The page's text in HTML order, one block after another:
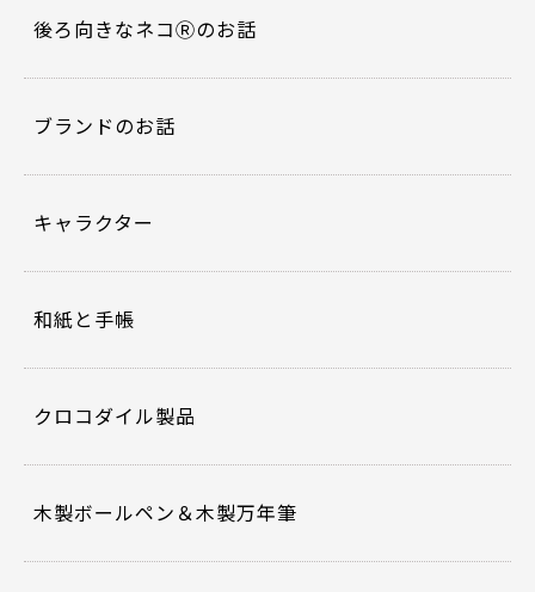
後ろ向きなネコⓇのお話
ブランドのお話
キャラクター
和紙と手帳
クロコダイル製品
木製ボールペン＆木製万年筆